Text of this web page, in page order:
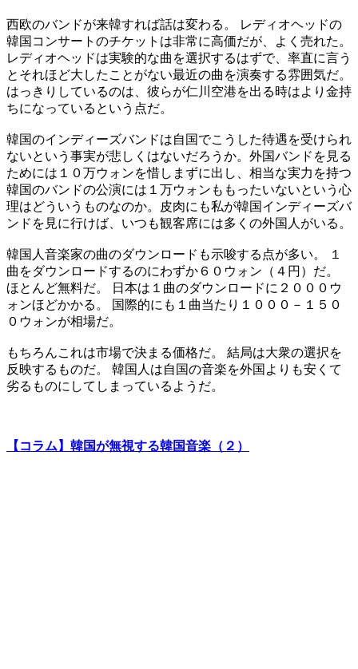
西欧のバンドが来韓すれば話は変わる。 レディオヘッドの
韓国コンサートのチケットは非常に高価だが、よく売れた。
レディオヘッドは実験的な曲を選択するはずで、率直に言う
とそれほど大したことがない最近の曲を演奏する雰囲気だ。
はっきりしているのは、彼らが仁川空港を出る時はより金持
ちになっているという点だ。
韓国のインディーズバンドは自国でこうした待遇を受けられ
ないという事実が悲しくはないだろうか。外国バンドを見る
ためには１０万ウォンを惜しまずに出し、相当な実力を持つ
韓国のバンドの公演には１万ウォンももったいないという心
理はどういうものなのか。皮肉にも私が韓国インディーズバ
ンドを見に行けば、いつも観客席には多くの外国人がいる。
韓国人音楽家の曲のダウンロードも示唆する点が多い。 １
曲をダウンロードするのにわずか６０ウォン（４円）だ。
ほとんど無料だ。 日本は１曲のダウンロードに２０００ウ
ォンほどかかる。 国際的にも１曲当たり１０００－１５０
０ウォンが相場だ。
もちろんこれは市場で決まる価格だ。 結局は大衆の選択を
反映するものだ。 韓国人は自国の音楽を外国よりも安くて
劣るものにしてしまっているようだ。
【コラム】韓国が無視する韓国音楽（２）